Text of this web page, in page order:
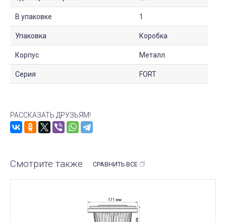
В упаковке 1
Упаковка Коробка
Корпус Металл
Серия FORT
РАССКАЗАТЬ ДРУЗЬЯМ!
Смотрите также СРАВНИТЬ ВСЕ